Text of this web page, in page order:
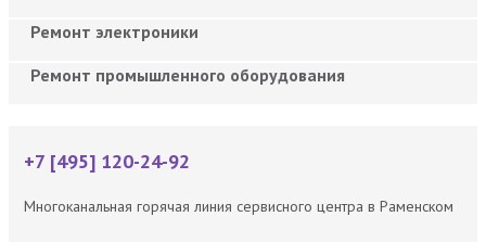
Ремонт электроники
Ремонт промышленного оборудования
+7 [495] 120-24-92
Многоканальная горячая линия сервисного центра в Раменском